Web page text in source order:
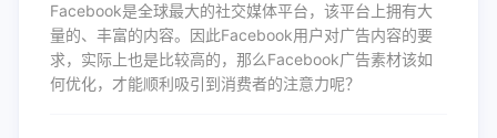
Facebook是全球最大的社交媒体平台，该平台上拥有大
量的、丰富的内容。因此Facebook用户对广告内容的要
求，实际上也是比较高的，那么Facebook广告素材该如
何优化，才能顺利吸引到消费者的注意力呢？